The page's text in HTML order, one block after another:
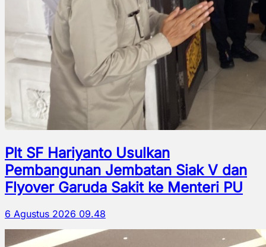
Plt SF Hariyanto Usulkan
Pembangunan Jembatan Siak V dan
Flyover Garuda Sakit ke Menteri PU
6 Agustus 2026 09.48